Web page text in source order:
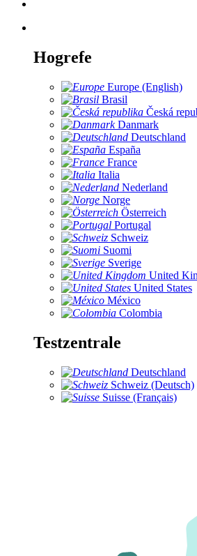
Hogrefe
Europe (English)
Brasil
Česká
Danmark
Deutschland
España
France
Italia
Nederland
Norge
Österreich
Portugal
Schweiz
Suomi
Sverige
United
United States
México
Colombia
Testzentrale
Deutschland
Schweiz (Deutsch)
Suisse (Français)